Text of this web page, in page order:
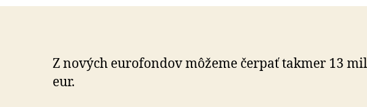
Program
Z nových eurofondov môžeme čerpať takmer 13
eur.